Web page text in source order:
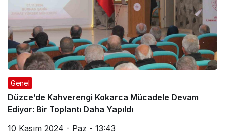
Genel
Düzce’de Kahverengi Kokarca Mücadele Devam
Ediyor: Bir Toplantı Daha Yapıldı
10 Kasım 2024 - Paz - 13:43